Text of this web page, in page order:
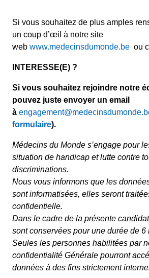
Si vous souhaitez de plus amples
un coup d’œil à notre site
web www.medecinsdumonde.be ou
INTERESSE(E) ?
Si vous souhaitez rejoindre notre
pouvez juste envoyer un email
à
formulaire).
Médecins du Monde s’engage pour
situation de handicap et lutte contre
discriminations.
Nous vous informons que les
sont informatisées, elles seront
confidentielle.
Dans le cadre de la présente
sont conservées pour une durée de 6
Seules les personnes habilitées par
confidentialité Générale pourront
données à des fins strictement